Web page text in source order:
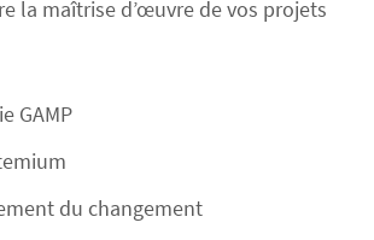
la maîtrise d’œuvre de vos projets
GAMP
du changement